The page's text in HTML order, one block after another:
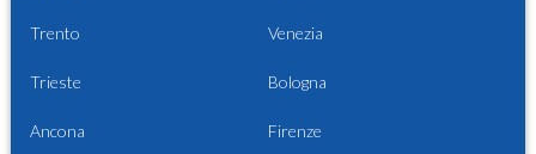
Trento Venezia
Trieste Bologna
Ancona Firenze